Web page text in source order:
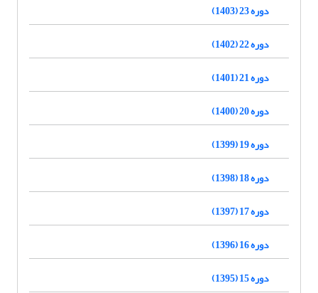
دوره 23 (1403)
دوره 22 (1402)
دوره 21 (1401)
دوره 20 (1400)
دوره 19 (1399)
دوره 18 (1398)
دوره 17 (1397)
دوره 16 (1396)
دوره 15 (1395)